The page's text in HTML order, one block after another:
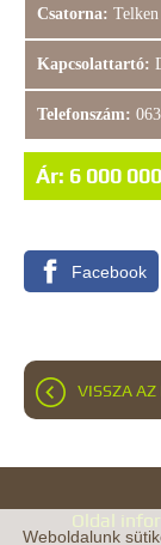
Ár: 6 000
Csatorna: Telken
Kapcsolattartó:
Telefonszám:
Facebook
VISSZA AZ
Oldal
Weboldalunk